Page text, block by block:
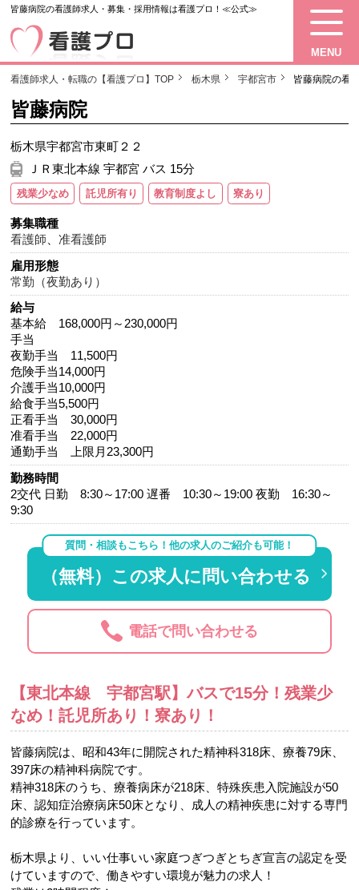
皆藤病院の看護師求人・募集・採用情報は看護プロ！≪公式≫
MENU
看護師求人・転職の【看護プロ】TOP 栃木県 宇都宮市 皆藤病院の看
皆藤病院
栃木県宇都宮市東町２２
ＪＲ東北本線 宇都宮 バス 15分
残業少なめ 託児所有り 教育制度よし 寮あり
募集職種
看護師 、准看護師
雇用形態
常勤（夜勤あり）
給与
基本給 168,000円～230,000円
手当
夜勤手当 11,500円
危険手当14,000円
介護手当10,000円
給食手当5,500円
正看手当 30,000円
准看手当 22,000円
通勤手当 上限月23,300円
勤務時間
2交代 日勤 8:30～17:00 遅番 10:30～19:00 夜勤 16:30～
9:30
質問・相談もこちら！他の求人のご紹介も可能！
（無料）この求人に問い合わせる
電話で問い合わせる
【東北本線 宇都宮駅】バスで15分！残業少
なめ！託児所あり！寮あり！
皆藤病院は、昭和43年に開院された精神科318床、療養79床、
397床の精神科病院です。
精神318床のうち、療養病床が218床、特殊疾患入院施設が50
床、認知症治療病床50床となり、成人の精神疾患に対する専門
的診療を行っています。
栃木県より、いい仕事いい家庭つぎつぎとちぎ宣言の認定を受
けていますので、働きやすい環境が魅力の求人！